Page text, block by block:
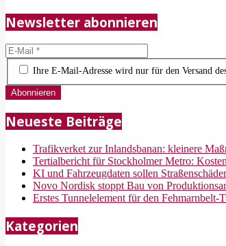
Newsletter abonnieren
Ihre E-Mail-Adresse wird nur für den Versand
Neueste Beiträge
Trafikverket zur Inlandsbanan: kleinere
Tertialbericht für Stockholmer Metro:
KI und Fahrzeugdaten sollen
Novo Nordisk stoppt Bau von
Erstes Tunnelelement für den Fehmarnbelt-
Kategorien